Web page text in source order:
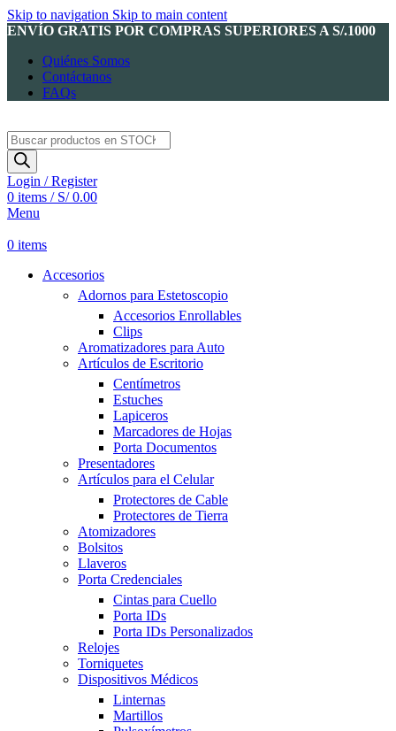
Skip to navigation Skip to main content
ENVÍO GRATIS POR COMPRAS SUPERIORES A S/.1000
Quiénes Somos
Contáctanos
FAQs
Products
search
Login / Register
0 items / S/0.00
Menu
0 items
Accesorios
Adornos para Estetoscopio
Accesorios Enrollables
Clips
Aromatizadores para Auto
Artículos de Escritorio
Centímetros
Estuches
Lapiceros
Marcadores de Hojas
Porta Documentos
Presentadores
Artículos para el Celular
Protectores de Cable
Protectores de Tierra
Atomizadores
Bolsitos
Llaveros
Porta Credenciales
Cintas para Cuello
Porta IDs
Porta IDs Personalizados
Relojes
Torniquetes
Dispositivos Médicos
Linternas
Martillos